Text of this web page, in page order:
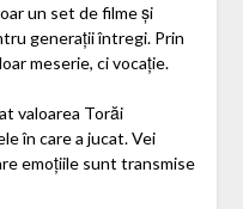
un set de filme și
generații întregi. Prin
meserie, ci vocație.
valoarea Torăi
în care a jucat. Vei
emoțiile sunt transmise